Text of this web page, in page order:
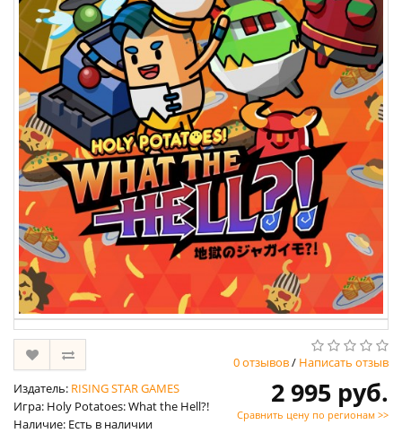
0 отзывов/ Написать отзыв
Издатель: RISING STAR GAMES
Игра: Holy Potatoes: What the Hell?!
Наличие: Есть в наличии
2 995 руб.
Сравнить цену по регионам >>